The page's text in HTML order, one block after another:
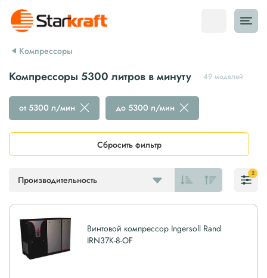
Компрессоры
Компрессоры 5300 литров в минуту 49 моделей
Производительность
от 5300 л/мин до 5300 л/мин
Сбросить фильтр
2
Винтовой компрессор Ingersoll Rand
IRN37K-8-OF